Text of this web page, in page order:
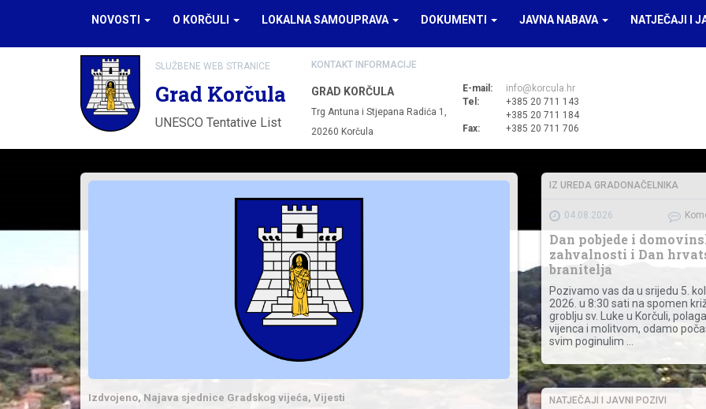
NOVOSTI O KORČULI LOKALNA SAMOUPRAVA DOKUMENTI JAVNA NABAVA NATJEČAJI I
SLUŽBENE WEB STRANICE
Grad Korčula
UNESCO Tentative List
KONTAKT INFORMACIJE
GRAD KORČULA
Trg Antuna i Stjepana Radića 1,
20260 Korčula
E-mail:
info@korcula.hr
Tel:
+385 20 711 143
+385 20 711 184
Fax:
+385 20 711 706
Izdvojeno Najava sjednice Gradskog vijeća Vijesti
IZ UREDA GRADONAČELNIKA
04.08.2026
Dan pobjede i
zahvalnosti i Dan
branitelja
Pozivamo vas da u srijedu 5.
2026. u 8:30 sati na spomen
groblju sv. Luke u Korčuli,
vijenca i molitvom, odamo
svim poginulim …
NATJEČAJI I JAVNI POZIVI